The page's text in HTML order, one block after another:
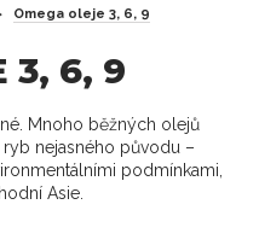
<36 hodin
Omega oleje 3, 6, 9
3, 6, 9
Mnoho běžných olejů
nejasného původu –
podmínkami,
Asie.